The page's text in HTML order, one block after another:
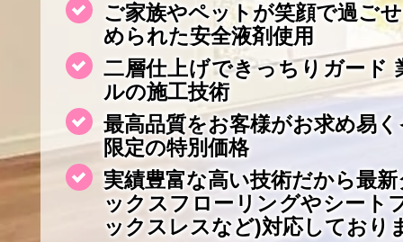
ご家族やペットが笑顔で過ご
められた安全液剤使用
二層仕上げできっちりガード
ルの施工技術
最高品質をお客様がお求め易
限定の特別価格
実績豊富な高い技術だから最
ックスフローリングやシート
ックスレスなど)対応しており